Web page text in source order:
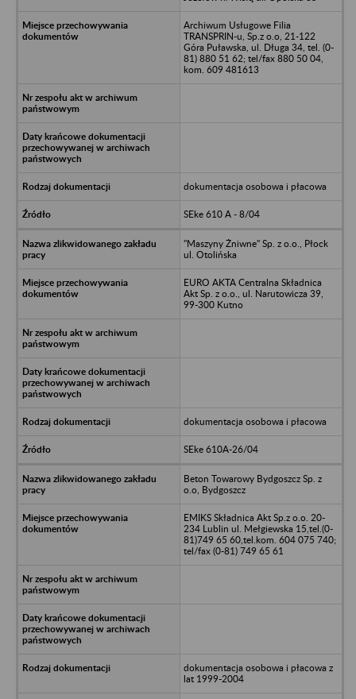
Archiwum Usługowe Filia
TRANSPRIN-u, Sp.z o.o, 21-122
Góra Puławska, ul. Długa 34, tel. (0-
81) 880 51 62; tel/fax 880 50 04,
kom. 609 481613
dokumentacja osobowa i płacowa
SEke 610 A - 8/04
"Maszyny Żniwne" Sp. z o.o., Płock
ul. Otolińska
EURO AKTA Centralna Składnica
Akt Sp. z o.o., ul. Narutowicza 39,
99-300 Kutno
dokumentacja osobowa i płacowa
SEke 610A-26/04
Beton Towarowy Bydgoszcz Sp. z
o.o, Bydgoszcz
EMIKS Składnica Akt Sp.z o.o. 20-
234 Lublin ul. Mełgiewska 15,tel.(0-
81)749 65 60,tel.kom. 604 075 740;
tel/fax (0-81) 749 65 61
dokumentacja osobowa i płacowa z
lat 1999-2004